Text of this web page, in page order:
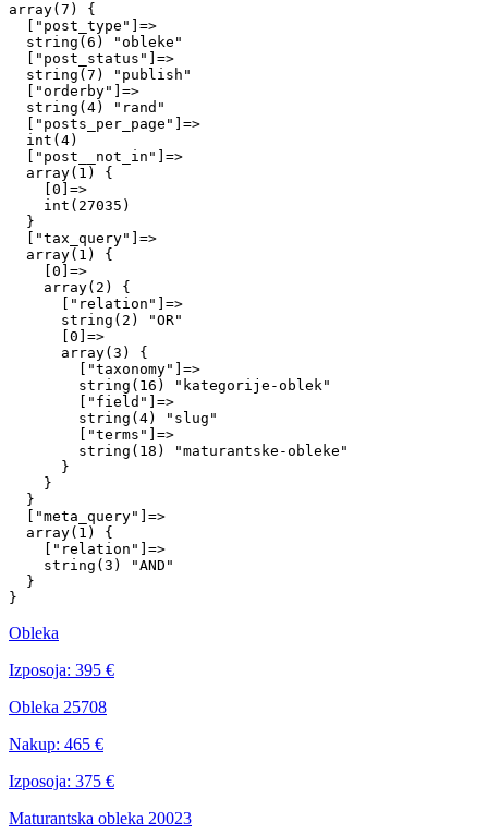
array(7) {
  ["post_type"]=>
  string(6) "obleke"
  ["post_status"]=>
  string(7) "publish"
  ["orderby"]=>
  string(4) "rand"
  ["posts_per_page"]=>
  int(4)
  ["post__not_in"]=>
  array(1) {
    [0]=>
    int(27035)
  }
  ["tax_query"]=>
  array(1) {
    [0]=>
    array(2) {
      ["relation"]=>
      string(2) "OR"
      [0]=>
      array(3) {
        ["taxonomy"]=>
        string(16) "kategorije-oblek"
        ["field"]=>
        string(4) "slug"
        ["terms"]=>
        string(18) "maturantske-obleke"
      }
    }
  }
  ["meta_query"]=>
  array(1) {
    ["relation"]=>
    string(3) "AND"
  }
Obleka
Izposoja: 395 €
Obleka 25708
Nakup: 465 €
Izposoja: 375 €
Maturantska obleka 20023